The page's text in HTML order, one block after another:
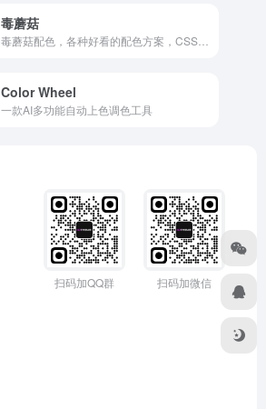
毒蘑菇
Color Wheel
一款AI多功能自动上色调色工具
扫码加QQ群 扫码加微信